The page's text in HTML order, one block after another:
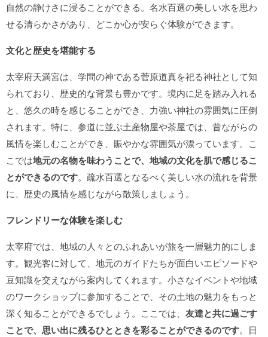
自然の静けさに浸ることができる。名水百選の美しい水を思わ
せる清らかさがあり、どこか心が安らぐ体験ができます。
文化と歴史を堪能する
太宰府天満宮は、学問の神である菅原道真を祀る神社として知
られており、歴史的な背景も豊かです。境内に足を踏み入れる
と、悠久の時を感じることができ、力強い神社の雰囲気に圧倒
されます。特に、参道に並ぶ土産物屋や茶屋では、昔ながらの
風情を楽しむことができ、賑やかな雰囲気が漂っています。こ
こでは地元の名物を味わうことで、地域の文化を肌で感じるこ
とができるのです。疏水百選となるべく美しい水の流れを背景
に、歴史の風情を感じながら散策しましょう。
フレンドリーな体験を楽しむ
太宰府では、地域の人々とのふれあいが旅を一層魅力的にしま
す。観光客に対して、地元のガイドたちが面白いエピソードや
豆知識を交えながら案内してくれます。小さなイベントや地域
のワークショップに参加することで、その土地の魅力をもっと
深く知ることができるでしょう。ここでは、 友達と共に過ごす
ことで、思い出に残るひとときを彩ることができるのです。日